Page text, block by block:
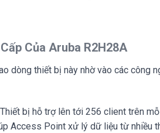
Của Aruba R2H28A
dòng thiết bị này nhờ vào các công
Thiết bị hỗ trợ lên tới 256 client trên
Access Point xử lý dữ liệu từ nhiều